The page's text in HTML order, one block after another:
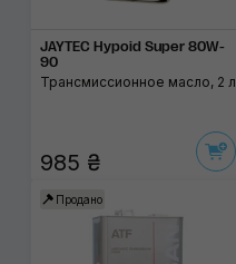
JAYTEC Hypoid Super 80W-
90
Трансмиссионное масло, 2 л
985 ₴
Продано